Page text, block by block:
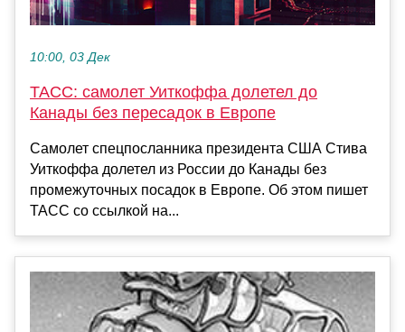
10:00, 03 Дек
ТАСС: самолет Уиткоффа долетел до
Канады без пересадок в Европе
Самолет спецпосланника президента США Стива
Уиткоффа долетел из России до Канады без
промежуточных посадок в Европе. Об этом пишет
ТАСС со ссылкой на...